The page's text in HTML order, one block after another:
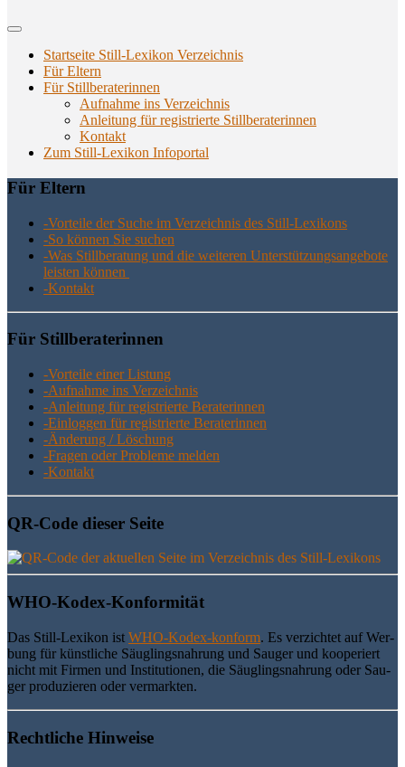
Startseite Still-Lexikon Verzeichnis
Für Eltern
Für Stillberaterinnen
Aufnahme ins Verzeichnis
Anlei­tung für regis­trier­te Stillberaterinnen
Kon­takt
Zum Still-Lexikon Infoportal
Für Eltern
-Vor­tei­le der Suche im Ver­zeich­nis des Still-Lexikons
-So kön­nen Sie suchen
-Was Still­be­ra­tung und die wei­te­ren Unter­stüt­zungs­an­ge­bo­te
leis­ten können
-Kon­takt
Für Still­be­ra­te­rin­nen
-Vor­tei­le einer Listung
-Auf­nah­me ins Verzeichnis
-Anlei­tung für regis­trier­te Beraterinnen
-Ein­log­gen für regis­trier­te Beraterinnen
-Ände­rung / Löschung
-Fra­gen oder Pro­ble­me melden
-Kon­takt
QR-Code die­ser Seite
WHO-Kodex-Kon­for­mi­tät
Das Still-Lexi­kon ist WHO-Kodex-kon­form. Es ver­zich­tet auf Wer­
bung für künst­li­che Säug­lings­nah­rung und Sau­ger und koope­riert
nicht mit Fir­men und Insti­tu­tio­nen, die Säug­lings­nah­rung oder Sau­
ger pro­du­zie­ren oder vermarkten.
Recht­li­che Hinweise